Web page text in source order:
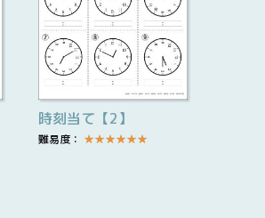
時刻当て【2】
難易度： ★★★★★★